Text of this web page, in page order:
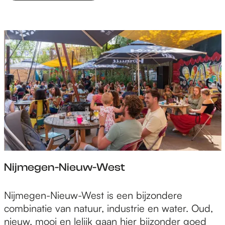
-
Z
u
i
d
Nijmegen-Nieuw-West
N
i
j
Nijmegen-Nieuw-West is een bijzondere
combinatie van natuur, industrie en water. Oud,
nieuw, mooi en lelijk gaan hier bijzonder goed